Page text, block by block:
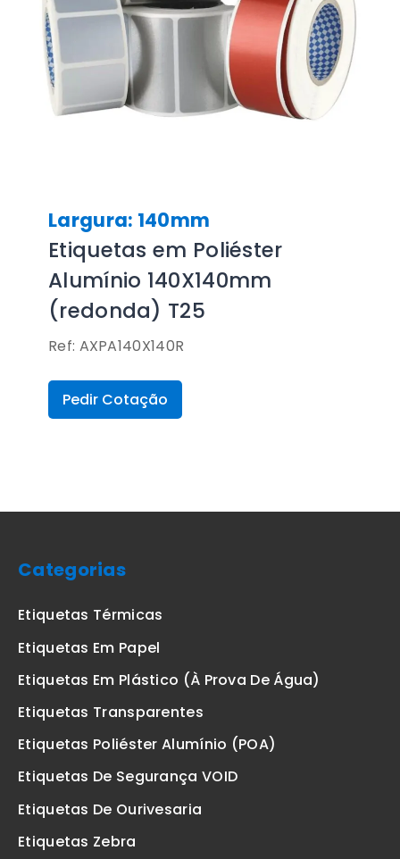
Largura: 140mm
Etiquetas em Poliéster
Alumínio 140X140mm
(redonda) T25
Ref: AXPA140X140R
Pedir Cotação
Categorias
Etiquetas Térmicas
Etiquetas Em Papel
Etiquetas Em Plástico (à Prova De Água)
Etiquetas Transparentes
Etiquetas Poliéster Alumínio (POA)
Etiquetas De Segurança VOID
Etiquetas De Ourivesaria
Etiquetas Zebra